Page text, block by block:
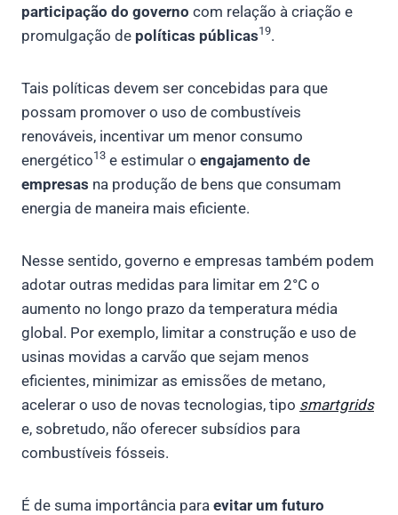
participação do governo com relação à criação e
promulgação de políticas públicas19.
Tais políticas devem ser concebidas para que
possam promover o uso de combustíveis
renováveis, incentivar um menor consumo
energético13 e estimular o engajamento de
empresas na produção de bens que consumam
energia de maneira mais eficiente.
Nesse sentido, governo e empresas também podem
adotar outras medidas para limitar em 2°C o
aumento no longo prazo da temperatura média
global. Por exemplo, limitar a construção e uso de
usinas movidas a carvão que sejam menos
eficientes, minimizar as emissões de metano,
acelerar o uso de novas tecnologias, tipo smartgrids
e, sobretudo, não oferecer subsídios para
combustíveis fósseis.
É de suma importância para evitar um futuro